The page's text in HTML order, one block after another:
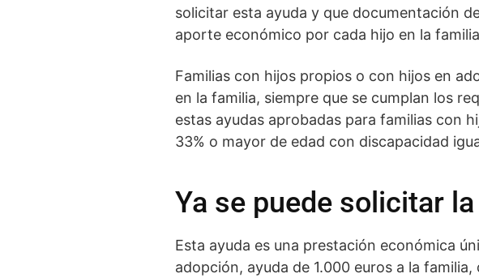
solicitar esta ayuda y que documentación
aporte económico por cada hijo en la
Familias con hijos propios o con hijos en
en la familia, siempre que se cumplan los
estas ayudas aprobadas para familias con
33% o mayor de edad con discapacidad
Ya se puede solicitar
Esta ayuda es una prestación económica
adopción, ayuda de 1.000 euros a la